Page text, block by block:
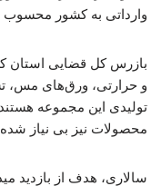
وارداتی به کشور
بازرس کل قضایی استان
و حرارتی، ورق‌های مس،
تولیدی این مجموعه هستند
محصولات نیز بی نیاز
سالاری، هدف از بازدید